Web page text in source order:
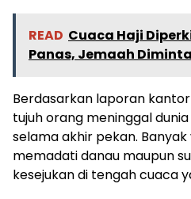
READ Cuaca Haji
Panas, Jemaah
Berdasarkan laporan
tujuh orang meninggal
selama akhir pekan.
memadati danau maupun
kesejukan di tengah cuaca